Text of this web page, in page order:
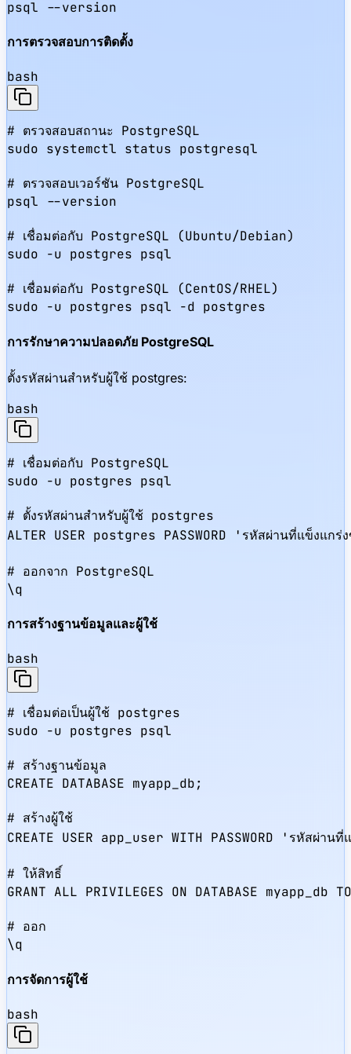
psql --version
การตรวจสอบการติดตั้ง
bash
# ตรวจสอบสถานะ PostgreSQL
sudo systemctl status postgresql
# ตรวจสอบเวอร์ชัน PostgreSQL
psql --version
# เชื่อมต่อกับ PostgreSQL (Ubuntu/Debian)
sudo -u postgres psql
# เชื่อมต่อกับ PostgreSQL (CentOS/RHEL)
sudo -u postgres psql -d postgres
การรักษาความปลอดภัย PostgreSQL
ตั้งรหัสผ่านสำหรับผู้ใช้ postgres:
bash
# เชื่อมต่อกับ PostgreSQL
sudo -u postgres psql
# ตั้งรหัสผ่านสำหรับผู้ใช้ postgres
ALTER USER postgres PASSWORD 'รหัสผ่านที่แข็งแก
# ออกจาก PostgreSQL
\q
การสร้างฐานข้อมูลและผู้ใช้
bash
# เชื่อมต่อเป็นผู้ใช้ postgres
sudo -u postgres psql
# สร้างฐานข้อมูล
CREATE DATABASE myapp_db;
# สร้างผู้ใช้
CREATE USER app_user WITH PASSWORD 'รหัสผ่าน
# ให้สิทธิ์
GRANT ALL PRIVILEGES ON DATABASE myapp_db
# ออก
\q
การจัดการผู้ใช้
bash